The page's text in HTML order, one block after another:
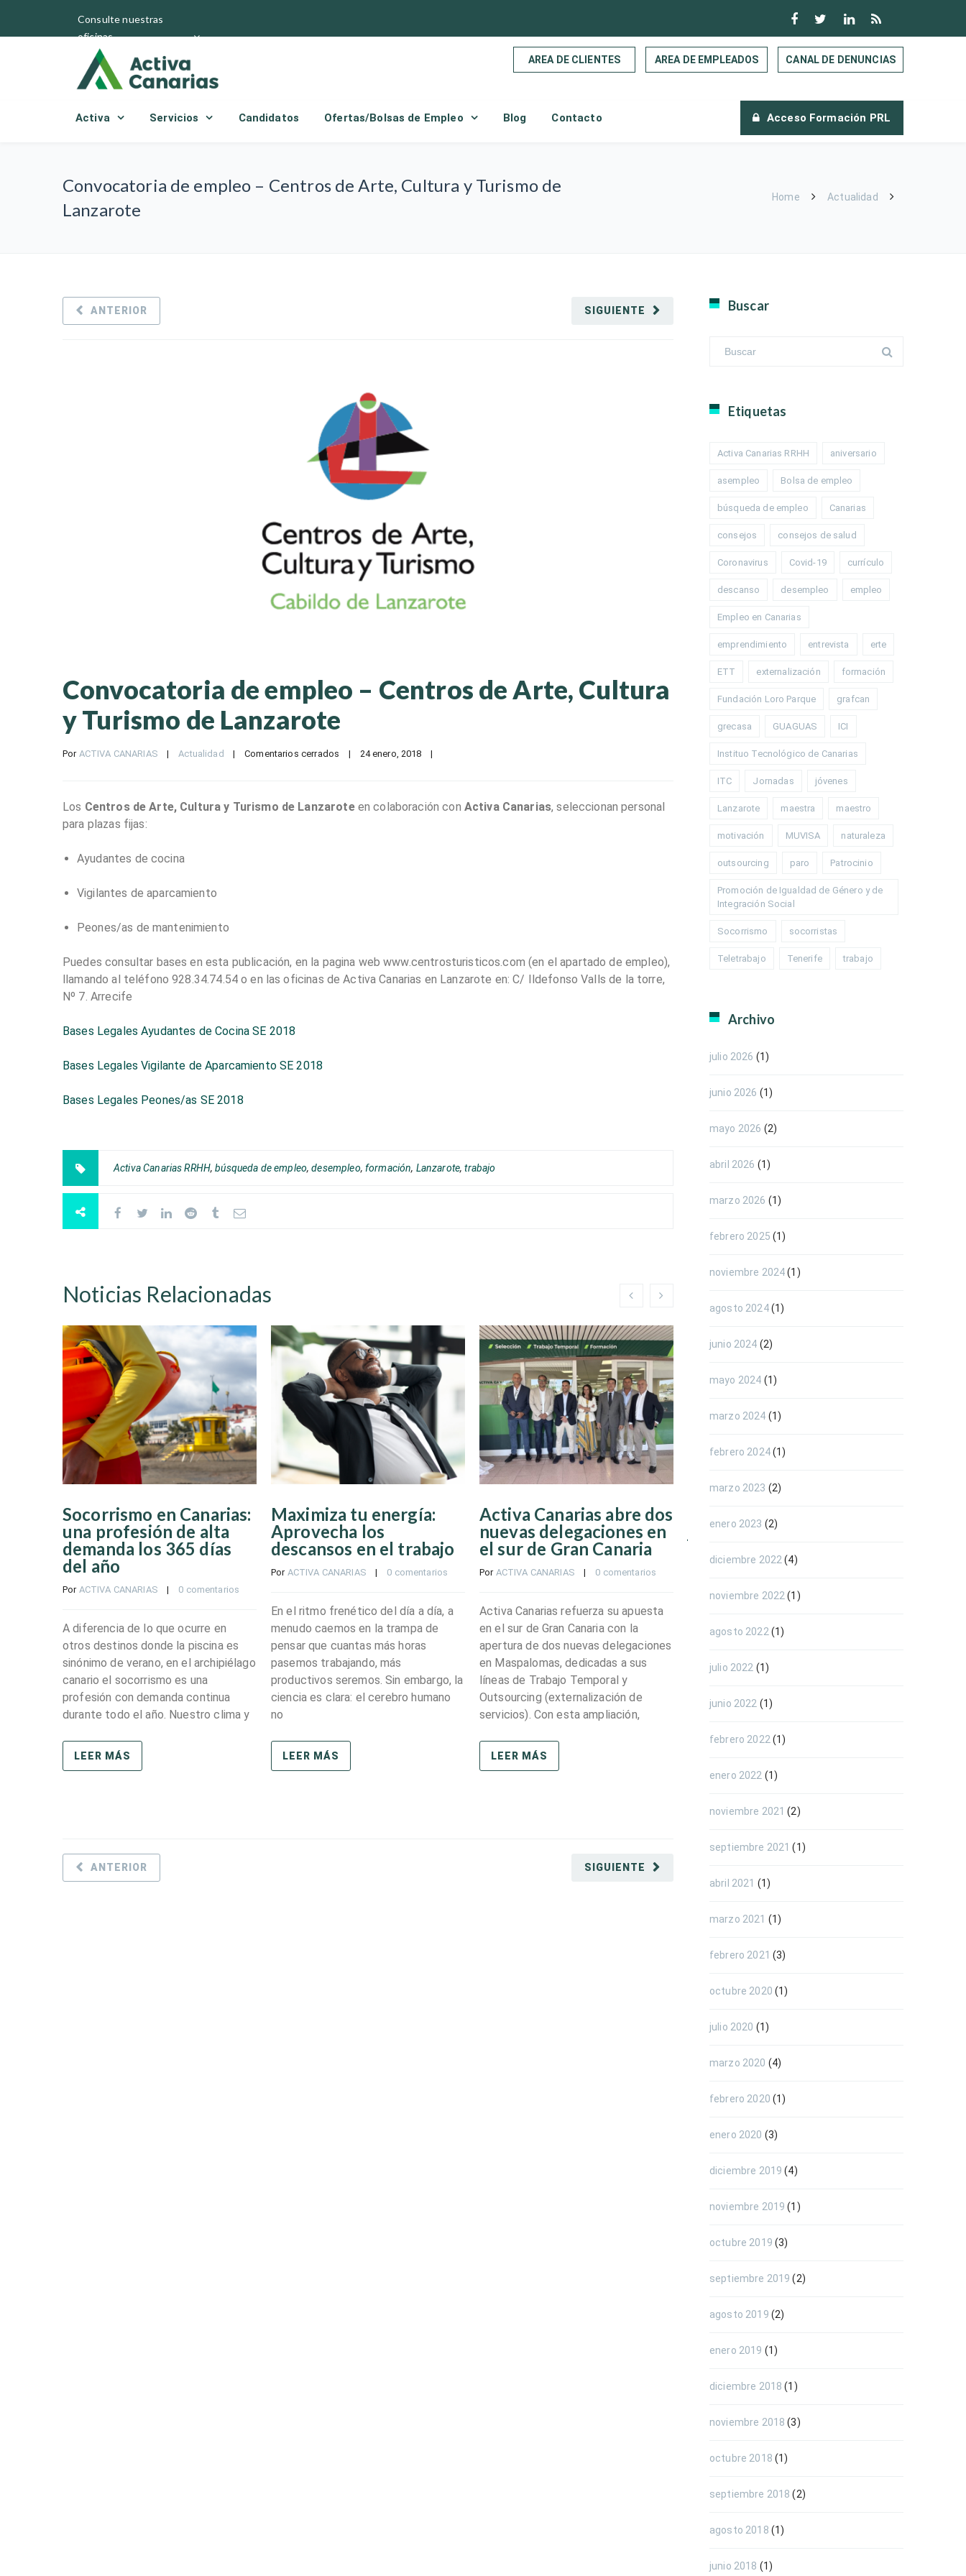
Consulte nuestras
oficinas
AREA DE CLIENTES AREA DE EMPLEADOS CANAL DE DENUNCIAS
Activa Servicios Candidatos Ofertas/Bolsas de Empleo Blog Contacto Acceso Formación PRL
Convocatoria de empleo – Centros de Arte, Cultura y Turismo de
Lanzarote
Home Actualidad
SIGUIENTE
ANTERIOR
Convocatoria de empleo – Centros de Arte, Cultura
y Turismo de Lanzarote
Por ACTIVA CANARIAS | Actualidad | Comentarios cerrados | 24 enero, 2018 |
Los Centros de Arte, Cultura y Turismo de Lanzaroteen colaboración con Activa Canarias, seleccionan personal
para plazas fijas:
Ayudantes de cocina
Vigilantes de aparcamiento
Peones/as de mantenimiento
Puedes consultar bases en esta publicación, en la pagina web www.centrosturisticos.com (en el apartado de empleo),
llamando al teléfono 928.34.74.54 o en las oficinas de Activa Canarias en Lanzarote en: C/ Ildefonso Valls de la torre,
Nº 7. Arrecife
Bases Legales Ayudantes de Cocina SE 2018
Bases Legales Vigilante de Aparcamiento SE 2018
Bases Legales Peones/as SE 2018
Activa Canarias RRHH,búsqueda de empleo,desempleo,formación, Lanzarote,trabajo
Noticias Relacionadas
Socorrismo en Canarias:
una profesión de alta
demanda los 365 días
del año
Por ACTIVA CANARIAS
    |
0 comentarios
A diferencia de lo que ocurre en
otros destinos donde la piscina es
sinónimo de verano, en el archipiélago
canario el socorrismo es una
profesión con demanda continua
durante todo el año. Nuestro clima y
LEER MÁS
Maximiza tu energía:
Aprovecha los
descansos en el trabajo
Por ACTIVA CANARIAS
    |
0 comentarios
En el ritmo frenético del día a día, a
menudo caemos en la trampa de
pensar que cuantas más horas
pasemos trabajando, más
productivos seremos. Sin embargo, la
ciencia es clara: el cerebro humano
no
LEER MÁS
Activa Canarias abre dos
nuevas delegaciones en
el sur de Gran Canaria
Por ACTIVA CANARIAS
    |
0 comentarios
Activa Canarias refuerza su apuesta
en el sur de Gran Canaria con la
apertura de dos nuevas delegaciones
en Maspalomas, dedicadas a sus
líneas de Trabajo Temporal y
Outsourcing (externalización de
servicios). Con esta ampliación,
LEER MÁS
El valor del talento
joven: Por qué eres la
empresas buscan
ACTIVA CANARIAS
    |
A menudo, al buscar empleo, el
de años en el currículum es una
mercado laboral cuenta una historia
muy distinta. Las empresas actuales
SIGUIENTE
ANTERIOR
Buscar
Etiquetas
Activa Canarias RRHH aniversario
asempleo Bolsa de empleo
búsqueda de empleo Canarias
consejos consejos de salud
Coronavirus Covid-19 currículo
descanso desempleo empleo
Empleo en Canarias
emprendimiento entrevista erte
ETT externalización formación
Fundación Loro Parque grafcan
grecasa GUAGUAS ICI
Instituo Tecnológico de Canarias
ITC Jornadas jóvenes
Lanzarote maestra maestro
motivación MUVISA naturaleza
outsourcing paro Patrocinio
Promoción de Igualdad de Género y de
Integración Social
Socorrismo socorristas
Teletrabajo Tenerife trabajo
Archivo
julio 2026 (1)
junio 2026 (1)
mayo 2026 (2)
abril 2026 (1)
marzo 2026 (1)
febrero 2025 (1)
noviembre 2024(1)
agosto 2024(1)
junio 2024 (2)
mayo 2024 (1)
marzo 2024 (1)
febrero 2024(1)
marzo 2023 (2)
enero 2023 (2)
diciembre 2022 (4)
noviembre 2022 (1)
agosto 2022 (1)
julio 2022 (1)
junio 2022 (1)
febrero 2022 (1)
enero 2022 (1)
noviembre 2021 (2)
septiembre 2021 (1)
abril 2021 (1)
marzo 2021 (1)
febrero 2021 (3)
octubre 2020 (1)
julio 2020 (1)
marzo 2020 (4)
febrero 2020 (1)
enero 2020 (3)
diciembre 2019 (4)
noviembre 2019 (1)
octubre 2019 (3)
septiembre 2019 (2)
agosto 2019 (2)
enero 2019 (1)
diciembre 2018 (1)
noviembre 2018 (3)
octubre 2018 (1)
septiembre 2018 (2)
agosto 2018 (1)
junio 2018 (1)